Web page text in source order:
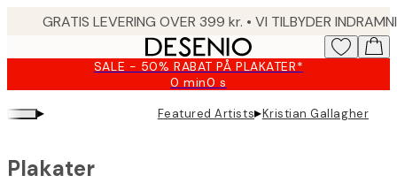
SALE - 50% RABAT PÅ PLAKATER*
0 min0 s
Gyldig
indtil:
2026-
▸ Featured Artists▸Kristian Gallagher
Plakater